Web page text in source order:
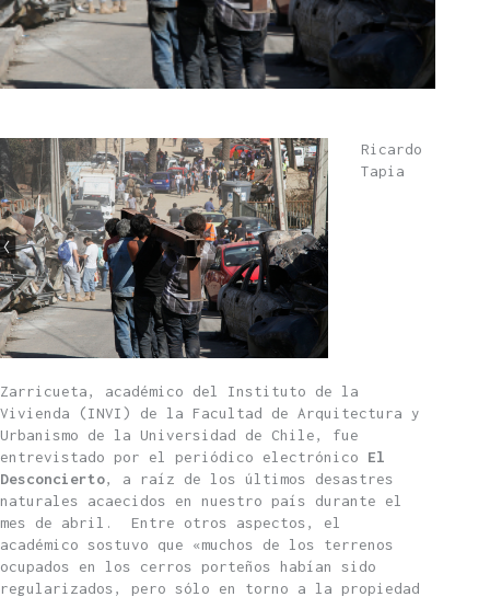
Ricardo
Tapia
Zarricueta, académico del Instituto de la
Vivienda (INVI) de la Facultad de Arquitectura y
Urbanismo de la Universidad de Chile, fue
entrevistado por el periódico electrónico El
Desconcierto, a raíz de los últimos desastres
naturales acaecidos en nuestro país durante el
mes de abril. Entre otros aspectos, el
académico sostuvo que «muchos de los terrenos
ocupados en los cerros porteños habían sido
regularizados, pero sólo en torno a la propiedad